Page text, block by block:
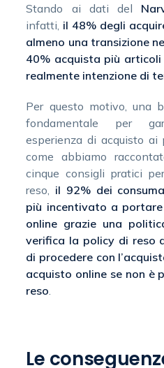
Stando ai dati del
infatti, il 48% degli
almeno una transizione
40% acquista più
realmente intenzione di
Per questo motivo, una
fondamentale per
esperienza di acquisto
come abbiamo
cinque consigli pratici
reso, il 92% dei
più incentivato a
online grazie una
verifica la policy di reso
di procedere con
acquisto online se non è
reso
Le